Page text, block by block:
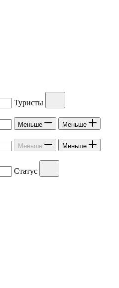
Туристы
Меньше Меньше
Меньше Меньше
Статус